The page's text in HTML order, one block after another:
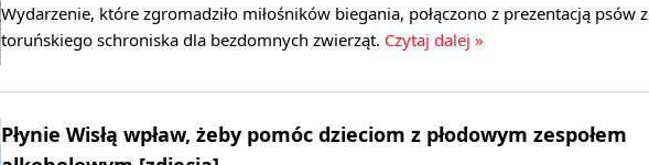
Wydarzenie, które zgromadziło miłośników biegania, połączono z prezentacją psów z
toruńskiego schroniska dla bezdomnych zwierząt. Czytaj dalej »
Płynie Wisłą wpław, żeby pomóc dzieciom z płodowym zespołem